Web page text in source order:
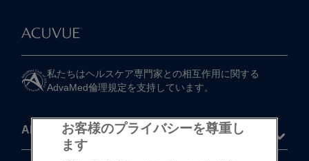
私たちは​ヘルスケア専門家との​相互作用に​関する​
AdvaMed倫理規定を​支持しています。
About
お客様のプライバシーを尊重し
ます